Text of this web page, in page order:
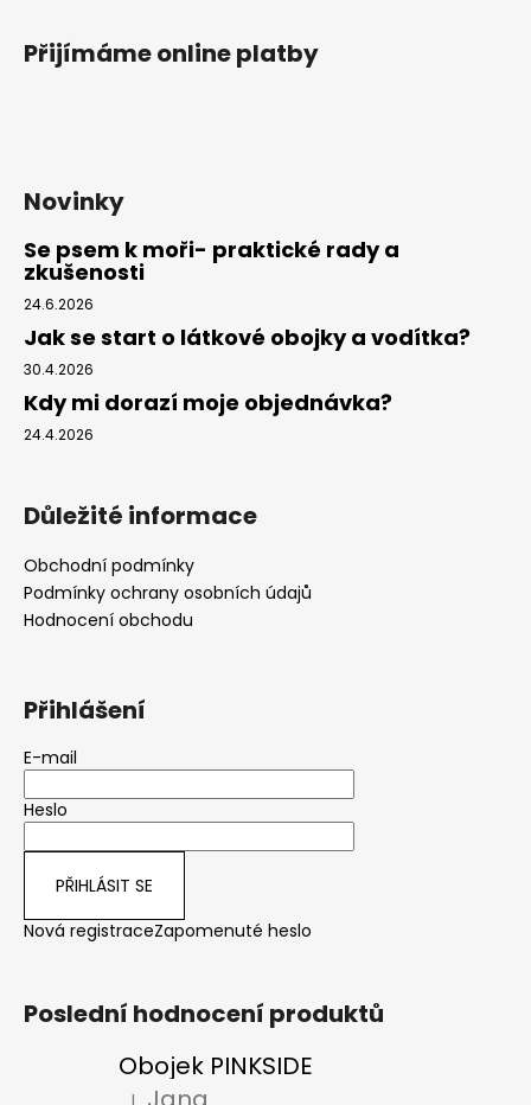
Přijímáme online platby
Novinky
Se psem k moři- praktické rady a
zkušenosti
24.6.2026
Jak se start o látkové obojky a vodítka?
30.4.2026
Kdy mi dorazí moje objednávka?
24.4.2026
Důležité informace
Obchodní podmínky
Podmínky ochrany osobních údajů
Hodnocení obchodu
Přihlášení
E-mail
Heslo
PŘIHLÁSIT SE
Nová registraceZapomenuté heslo
Poslední hodnocení produktů
Obojek PINKSIDE